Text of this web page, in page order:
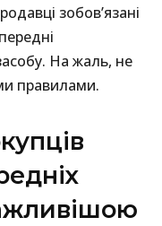
зобов’язані
На жаль, не
правилами.